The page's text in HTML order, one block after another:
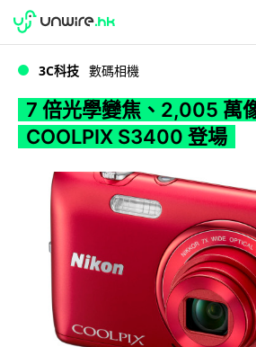
WWDC 2026
3C科技 數碼相機
7 倍光學變焦、2,005 萬
COOLPIX S3400 登場